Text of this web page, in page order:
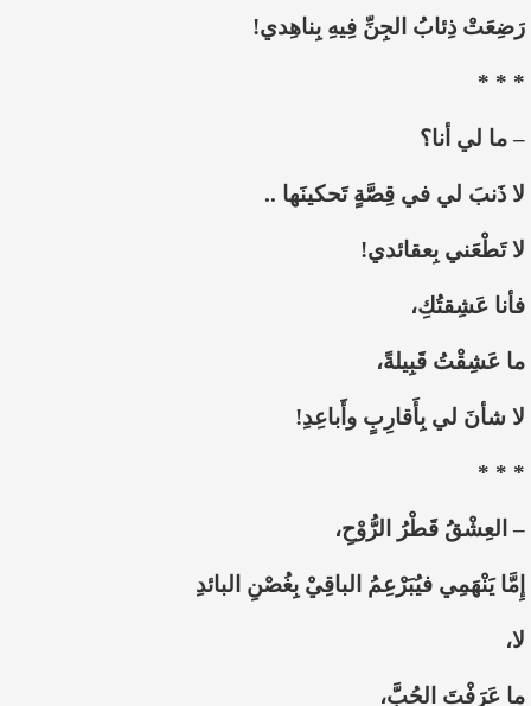
رَضِعَتْ ذِئابُ الجِنِّ فِيهِ بِناهِدي!
* * *
– ما لي أنا؟
لا ذَنبَ لي في قِصَّةٍ تَحكينَها ..
لا تَطْعَني بِعقائدي!
فأنا عَشِقتُكِ،
ما عَشِقْتُ قَبِيلةً،
لا شأنَ لي بِأَقارِبٍ وأَباعِدِ!
* * *
– العِشْقُ قَطْرُ الرُّوْحِ،
إِمَّا يَنْهَمِي فيُبَرْعِمُ الباقِيْ بِغُصْنِ البائدِ
لا،
ما عَرَفْتَ الحُبَّ،